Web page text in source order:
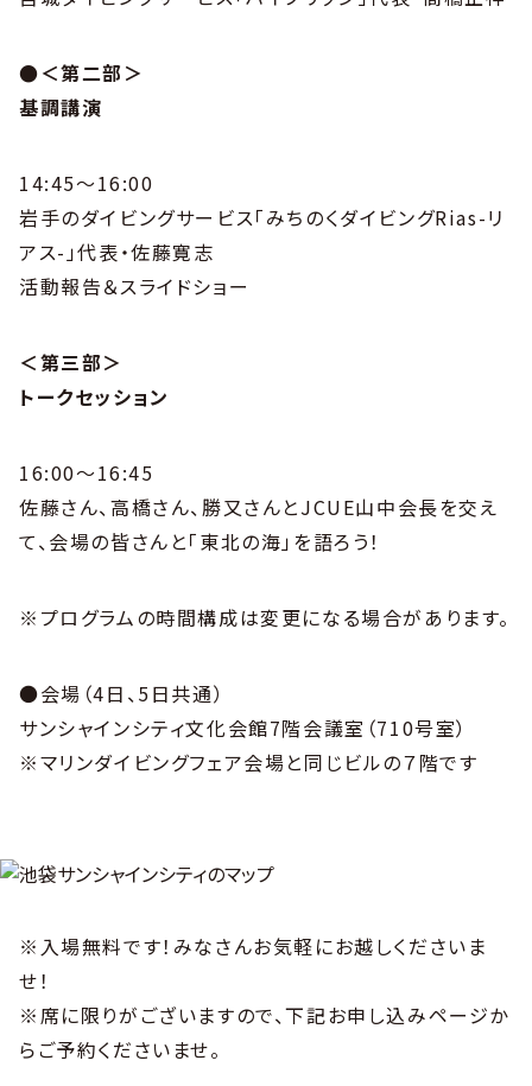
●＜第二部＞
基調講演
14:45～16:00
岩手のダイビングサービス「みちのくダイビングRias-リ
アス-」代表・佐藤寛志
活動報告＆スライドショー
＜第三部＞
トークセッション
16:00～16:45
佐藤さん、高橋さん、勝又さんとJCUE山中会長を交え
て、会場の皆さんと「東北の海」を語ろう！
※プログラムの時間構成は変更になる場合があります。
●会場（4日、5日共通）
サンシャインシティ文化会館7階会議室（710号室）
※マリンダイビングフェア会場と同じビルの７階です
※入場無料です！みなさんお気軽にお越しくださいま
せ！
※席に限りがございますので、下記お申し込みページか
らご予約くださいませ。